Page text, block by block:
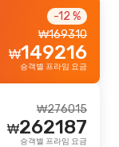
-12 %
169310
₩
149216
₩
승객별 프라임 요금
276015
₩
262187
₩
승객별 프라임 요금